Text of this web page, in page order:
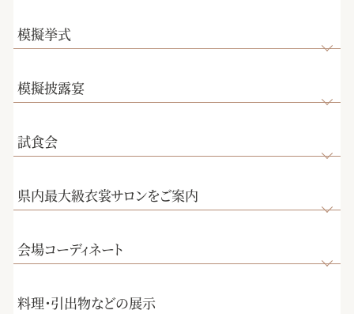
模擬挙式
模擬披露宴
試食会
県内最大級衣裳サロンをご案内
会場コーディネート
料理・引出物などの展示